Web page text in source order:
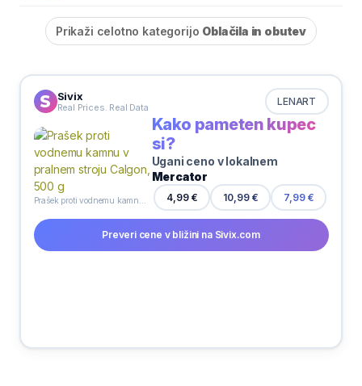
Prikaži celotno kategorijo Oblačila in obutev
Sivix
Real Prices. Real Data LENART
Kako pameten kupec
si?
Ugani ceno v lokalnem
Mercator
4,99 € 10,99 € 7,99 €
Preveri cene v bližini na Sivix.com